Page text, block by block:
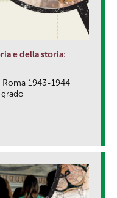
e della storia:
1943-1944